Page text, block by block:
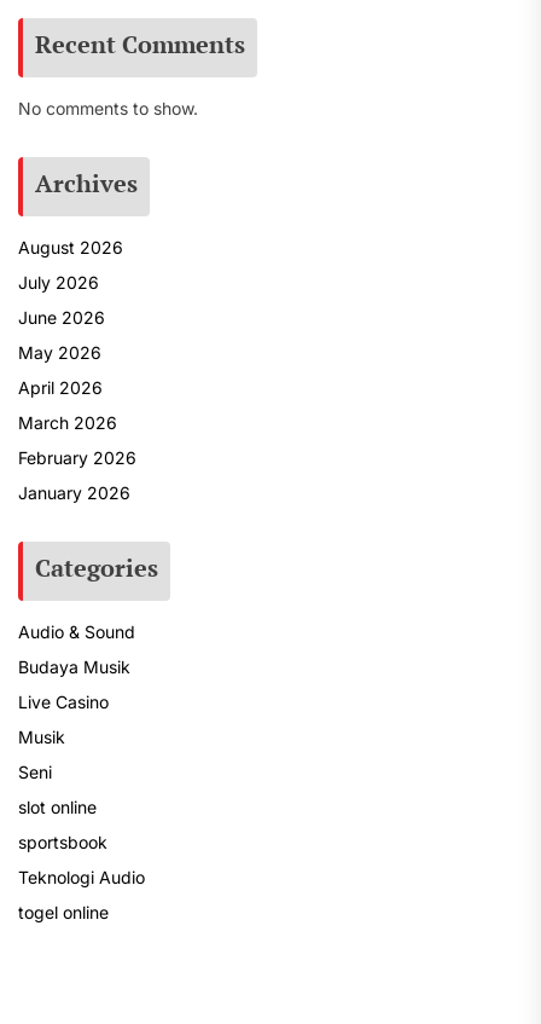
Recent Comments
No comments to show.
Archives
August 2026
July 2026
June 2026
May 2026
April 2026
March 2026
February 2026
January 2026
Categories
Audio & Sound
Budaya Musik
Live Casino
Musik
Seni
slot online
sportsbook
Teknologi Audio
togel online